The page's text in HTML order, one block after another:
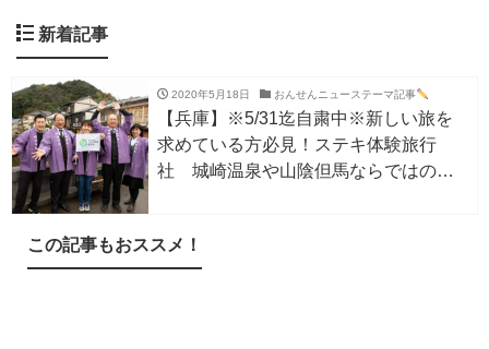
新着記事
2020年5月18日 おんせんニューステーマ記事
【兵庫】※5/31迄自粛中※新しい旅を
求めている方必見！ステキ体験旅行
社 城崎温泉や山陰但馬ならではの魅
この記事もおススメ！